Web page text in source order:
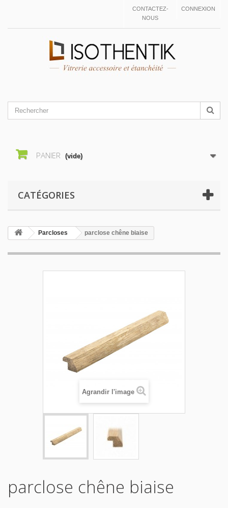
CONNEXION
CONTACTEZ-
NOUS
PANIER (vide)
CATÉGORIES
Parcloses parclose chêne biaise
Agrandir l'image
parclose chêne biaise